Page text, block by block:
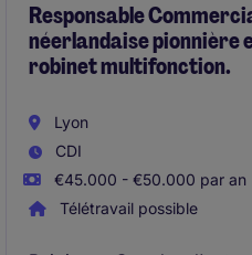
Responsable
néerlandaise pionnière
robinet multifonction.
Lyon
CDI
€45.000 - €50.000 par an
Télétravail possible